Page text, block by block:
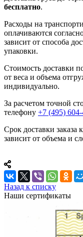
бесплатно.
Расходы на
оплачиваются
зависит от способа
упаковки.
Стоимость доставки
от веса и объема
индивидуально.
За расчетом точной
телефону +7 (495)
Срок доставки заказа
зависит от объема и
Назад к списку
Наши сертификаты